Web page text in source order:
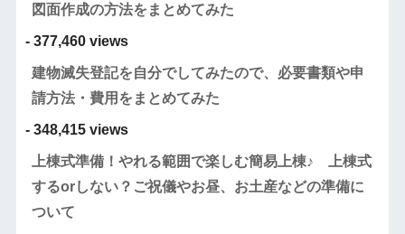
図面作成の方法をまとめてみた
- 377,460 views
建物滅失登記を自分でしてみたので、必要書類や申
請方法・費用をまとめてみた
- 348,415 views
上棟式準備！やれる範囲で楽しむ簡易上棟♪ 上棟式
するorしない？ご祝儀やお昼、お土産などの準備に
ついて